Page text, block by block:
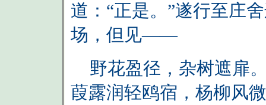
道：“正是。”遂行至庄
场，但见——
野花盈径，杂树遮扉
葭露润轻鸥宿，杨柳风